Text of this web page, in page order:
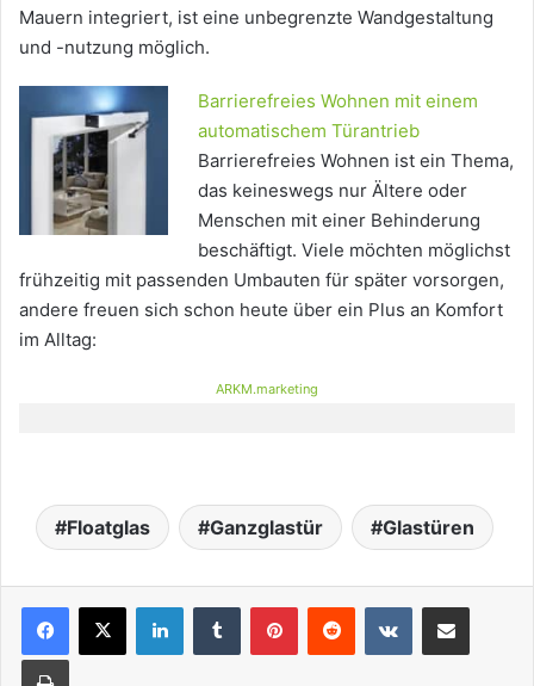
Mauern integriert, ist eine unbegrenzte Wandgestaltung
und -nutzung möglich.
Barrierefreies Wohnen mit einem
automatischem Türantrieb
Barrierefreies Wohnen ist ein Thema,
das keineswegs nur Ältere oder
Menschen mit einer Behinderung
beschäftigt. Viele möchten möglichst
frühzeitig mit passenden Umbauten für später vorsorgen,
andere freuen sich schon heute über ein Plus an Komfort
im Alltag:
ARKM.marketing
Floatglas Ganzglastür Glastüren